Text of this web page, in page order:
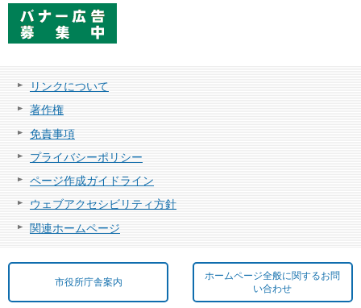
リンクについて
著作権
免責事項
プライバシーポリシー
ページ作成ガイドライン
ウェブアクセシビリティ方針
関連ホームページ
市役所庁舎案内
ホームページ全般に関するお問
い合わせ